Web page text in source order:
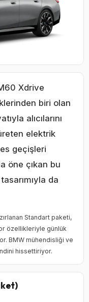
Xdrive
biri olan
alıcılarını
elektrik
geçişleri
öne çıkan bu
da
Standart paketi,
özellikleriyle günlük
BMW mühendisliği ve
hissettiriyor.